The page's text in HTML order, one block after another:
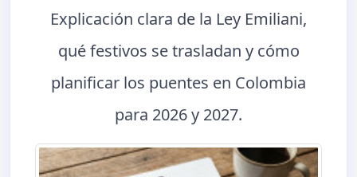
Explicación clara de la Ley Emiliani,
qué festivos se trasladan y cómo
planificar los puentes en Colombia
para 2026 y 2027.